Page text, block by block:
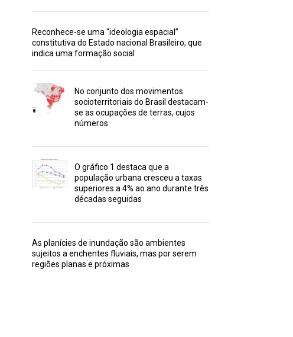
Reconhece-se uma “ideologia espacial”
constitutiva do Estado nacional Brasileiro, que
indica uma formação social
No conjunto dos movimentos
socioterritoriais do Brasil destacam-
se as ocupações de terras, cujos
números
O gráfico 1 destaca que a
população urbana cresceu a taxas
superiores a 4% ao ano durante três
décadas seguidas
As planícies de inundação são ambientes
sujeitos a enchentes fluviais, mas por serem
regiões planas e próximas